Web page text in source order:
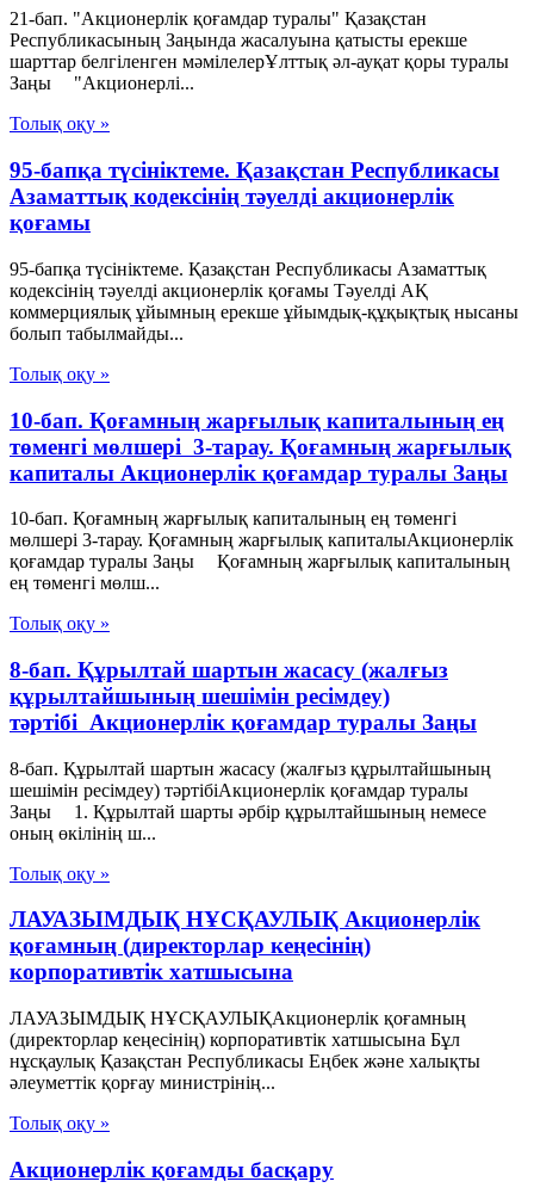
21-бап. "Акционерлік қоғамдар туралы" Қазақстан
Республикасының Заңында жасалуына қатысты ерекше
шарттар белгіленген мәмілелерҰлттық әл-ауқат қоры туралы
Заңы "Акционерлі...
Толық оқу »
95-бапқа түсініктеме. Қазақстан Республикасы
Азаматтық кодексінің тәуелді акционерлік
қоғамы
95-бапқа түсініктеме. Қазақстан Республикасы Азаматтық
кодексінің тәуелді акционерлік қоғамы Тәуелді АҚ
коммерциялық ұйымның ерекше ұйымдық-құқықтық нысаны
болып табылмайды...
Толық оқу »
10-бап. Қоғамның жарғылық капиталының ең
төменгі мөлшері 3-тарау. Қоғамның жарғылық
капиталы Акционерлік қоғамдар туралы Заңы
10-бап. Қоғамның жарғылық капиталының ең төменгі
мөлшері 3-тарау. Қоғамның жарғылық капиталыАкционерлік
қоғамдар туралы Заңы Қоғамның жарғылық капиталының
ең төменгі мөлш...
Толық оқу »
8-бап. Құрылтай шартын жасасу (жалғыз
құрылтайшының шешімін ресімдеу)
тәртібі Акционерлік қоғамдар туралы Заңы
8-бап. Құрылтай шартын жасасу (жалғыз құрылтайшының
шешімін ресімдеу) тәртібіАкционерлік қоғамдар туралы
Заңы 1. Құрылтай шарты әрбір құрылтайшының немесе
оның өкілінің ш...
Толық оқу »
ЛАУАЗЫМДЫҚ НҰСҚАУЛЫҚ Акционерлік
қоғамның (директорлар кеңесінің)
корпоративтік хатшысына
ЛАУАЗЫМДЫҚ НҰСҚАУЛЫҚАкционерлік қоғамның
(директорлар кеңесінің) корпоративтік хатшысына Бұл
нұсқаулық Қазақстан Республикасы Еңбек және халықты
әлеуметтік қорғау министрінің...
Толық оқу »
Акционерлік қоғамды басқару